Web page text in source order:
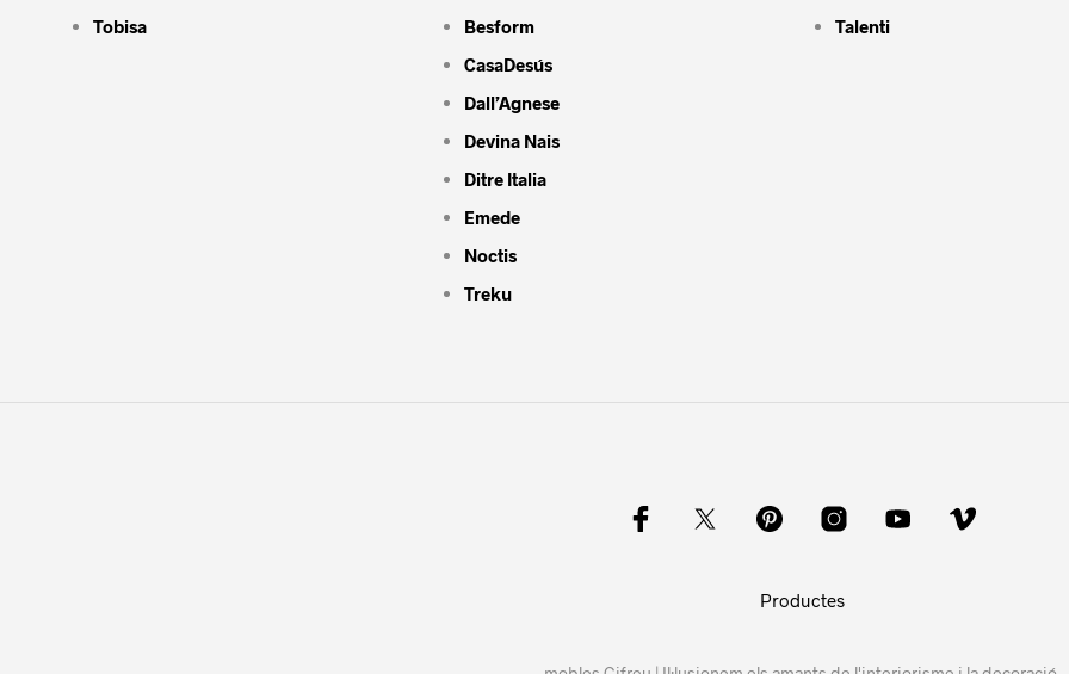
Tobisa
Besform
CasaDesús
Dall’Agnese
Devina Nais
Ditre Italia
Emede
Noctis
Treku
Talenti
Productes